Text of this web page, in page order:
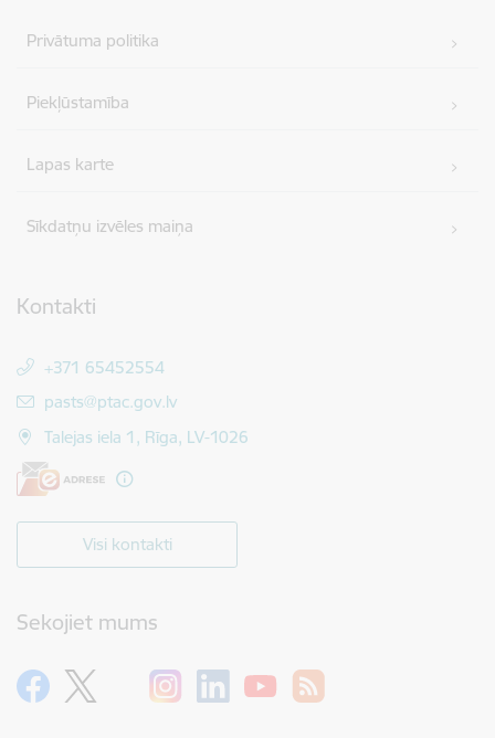
Privātuma politika
Piekļūstamība
Lapas karte
Sīkdatņu izvēles maiņa
Kontakti
+371 65452554
E-pasts:
pasts@ptac.gov.lv
Talejas iela 1, Rīga, LV-1026
Visi kontakti
Sekojiet mums